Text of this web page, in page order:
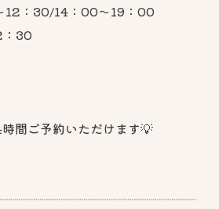
12：30/14：00～19：00
：30
間ご予約いただけます💡